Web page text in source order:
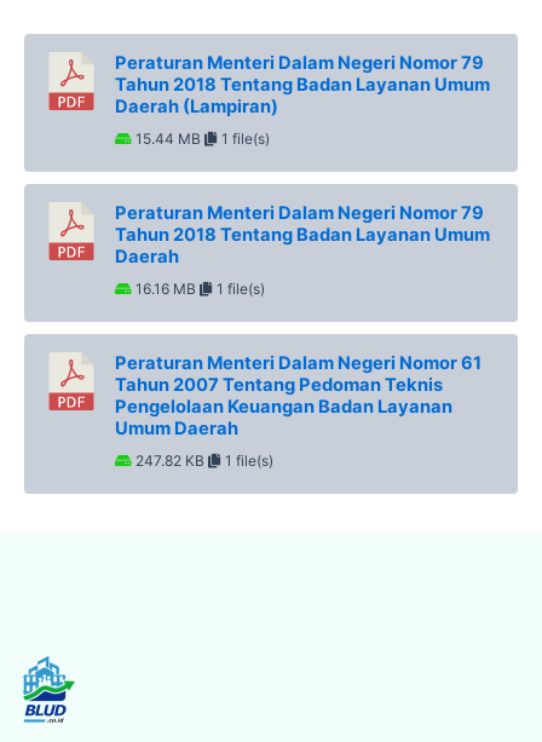
Peraturan Menteri Dalam Negeri Nomor 79
Tahun 2018 Tentang Badan Layanan Umum
Daerah (Lampiran)
15.44 MB 1 file(s)
Peraturan Menteri Dalam Negeri Nomor 79
Tahun 2018 Tentang Badan Layanan Umum
Daerah
16.16 MB 1 file(s)
Peraturan Menteri Dalam Negeri Nomor 61
Tahun 2007 Tentang Pedoman Teknis
Pengelolaan Keuangan Badan Layanan
Umum Daerah
247.82 KB 1 file(s)